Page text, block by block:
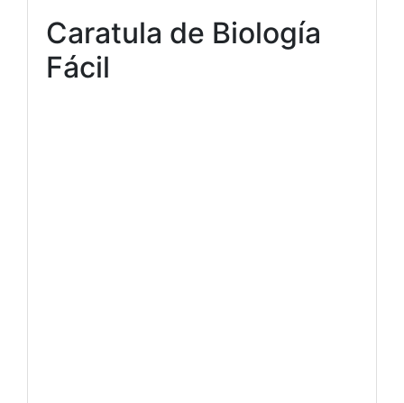
Caratula de Biología
Fácil